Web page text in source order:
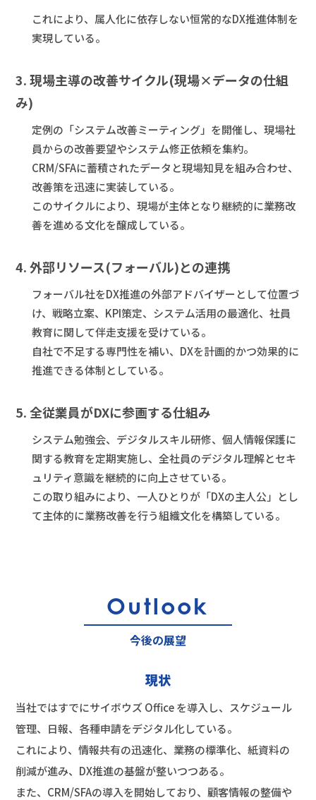
これにより、属人化に依存しない恒常的なDX推進体制を
実現している。
3. 現場主導の改善サイクル(現場×データの仕組
み)
定例の「システム改善ミーティング」を開催し、現場社
員からの改善要望やシステム修正依頼を集約。
CRM/SFAに蓄積されたデータと現場知見を組み合わせ、
改善策を迅速に実装している。
このサイクルにより、現場が主体となり継続的に業務改
善を進める文化を醸成している。
4. 外部リソース(フォーバル)との連携
フォーバル社をDX推進の外部アドバイザーとして位置づ
け、戦略立案、KPI策定、システム活用の最適化、社員
教育に関して伴走支援を受けている。
自社で不足する専門性を補い、DXを計画的かつ効果的に
推進できる体制としている。
5. 全従業員がDXに参画する仕組み
システム勉強会、デジタルスキル研修、個人情報保護に
関する教育を定期実施し、全社員のデジタル理解とセキ
ュリティ意識を継続的に向上させている。
この取り組みにより、一人ひとりが「DXの主人公」とし
て主体的に業務改善を行う組織文化を構築している。
Outlook
今後の展望
現状
当社ではすでにサイボウズ Office を導入し、スケジュール
管理、日報、各種申請をデジタル化している。
これにより、情報共有の迅速化、業務の標準化、紙資料の
削減が進み、DX推進の基盤が整いつつある。
また、CRM/SFAの導入を開始しており、顧客情報の整備や